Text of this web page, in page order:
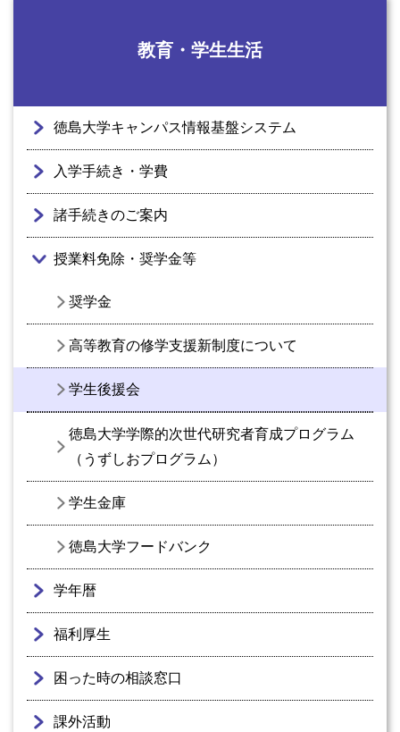
教育・学生生活
徳島大学キャンパス情報基盤システム
入学手続き・学費
諸手続きのご案内
授業料免除・奨学金等
奨学金
高等教育の修学支援新制度について
学生後援会
徳島大学学際的次世代研究者育成プログラム
（うずしおプログラム）
学生金庫
徳島大学フードバンク
学年暦
福利厚生
困った時の相談窓口
課外活動